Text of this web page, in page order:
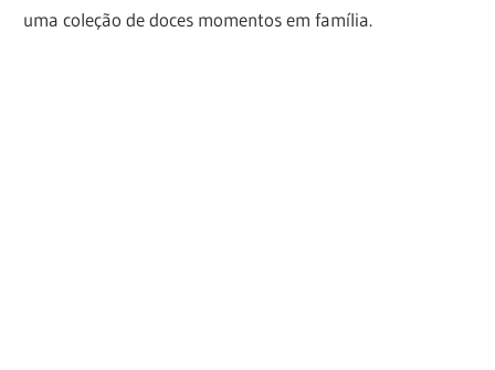
uma coleção de doces momentos em família.